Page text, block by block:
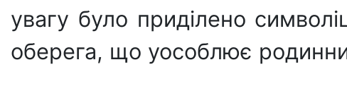
увагу було приділено
оберега, що уособлює